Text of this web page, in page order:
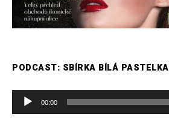
PODCAST: SBÍRKA BÍLÁ PASTELKA
u
00:00